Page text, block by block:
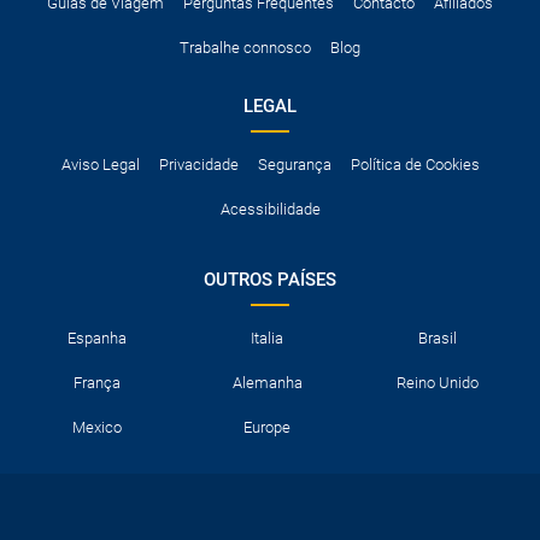
Trabalhe connosco Blog
LEGAL
Aviso Legal Privacidade Segurança Política de Cookies
Acessibilidade
OUTROS PAÍSES
Espanha Italia Brasil
França Alemanha Reino Unido
Mexico Europe